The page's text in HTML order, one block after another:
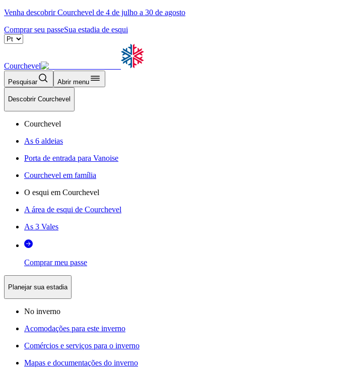
Venha descobrir Courchevel de 4 de julho a 30 de agosto
Comprar seu passeSua estadia de esqui
Courchevel
Pesquisar Abrir menu
Descobrir Courchevel
Courchevel
As 6 aldeias
Porta de entrada para Vanoise
Courchevel em família
O esqui em Courchevel
A área de esqui de Courchevel
As 3 Vales
Comprar meu passe
Planejar sua estadia
No inverno
Acomodações para este inverno
Comércios e serviços para o inverno
Mapas e documentações do inverno